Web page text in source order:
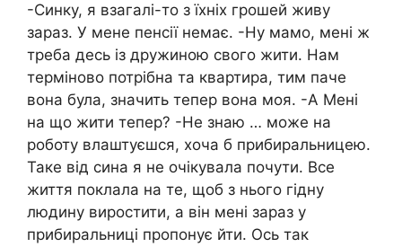
-Синку, я взагалі-то з їхніх грошей живу
зараз. У мене пенсії немає. -Ну мамо, мені ж
треба десь із дружиною свого жити. Нам
терміново потрібна та квартира, тим паче
вона була, значить тепер вона моя. -А Мені
на що жити тепер? -Не знаю … може на
роботу влаштуєшся, хоча б прибиральницею.
Таке від сина я не очікувала почути. Все
життя поклала на те, щоб з нього гідну
людину виростити, а він мені зараз у
прибиральниці пропонує йти. Ось так